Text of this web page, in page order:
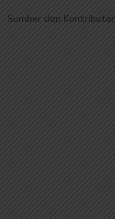
Sumber dan Kontributor